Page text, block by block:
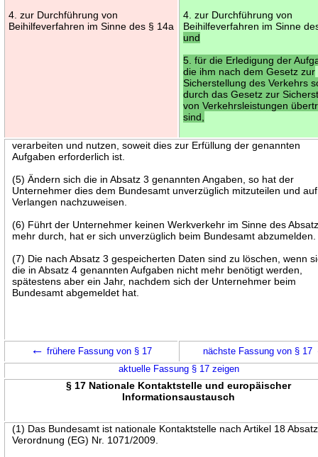
4. zur Durchführung von
Beihilfeverfahren im Sinne des § 14a
4. zur Durchführung von
Beihilfeverfahren im Sinne
und
5. für die Erledigung der
die ihm nach dem Gesetz zur
Sicherstellung des Verkehrs
durch das Gesetz zur
von Verkehrsleistungen
sind,
verarbeiten und nutzen, soweit dies zur Erfüllung der genannten
Aufgaben erforderlich ist.
(5) Ändern sich die in Absatz 3 genannten Angaben, so hat der
Unternehmer dies dem Bundesamt unverzüglich mitzuteilen und auf
Verlangen nachzuweisen.
(6) Führt der Unternehmer keinen Werkverkehr im Sinne des
mehr durch, hat er sich unverzüglich beim Bundesamt abzumelden.
(7) Die nach Absatz 3 gespeicherten Daten sind zu löschen, wenn
die in Absatz 4 genannten Aufgaben nicht mehr benötigt werden,
spätestens aber ein Jahr, nachdem sich der Unternehmer beim
Bundesamt abgemeldet hat.
← frühere Fassung von § 17 nächste Fassung von § 17
aktuelle Fassung § 17 zeigen
§ 17 Nationale Kontaktstelle und europäischer
Informationsaustausch
(1) Das Bundesamt ist nationale Kontaktstelle nach Artikel 18
Verordnung (EG) Nr. 1071/2009.